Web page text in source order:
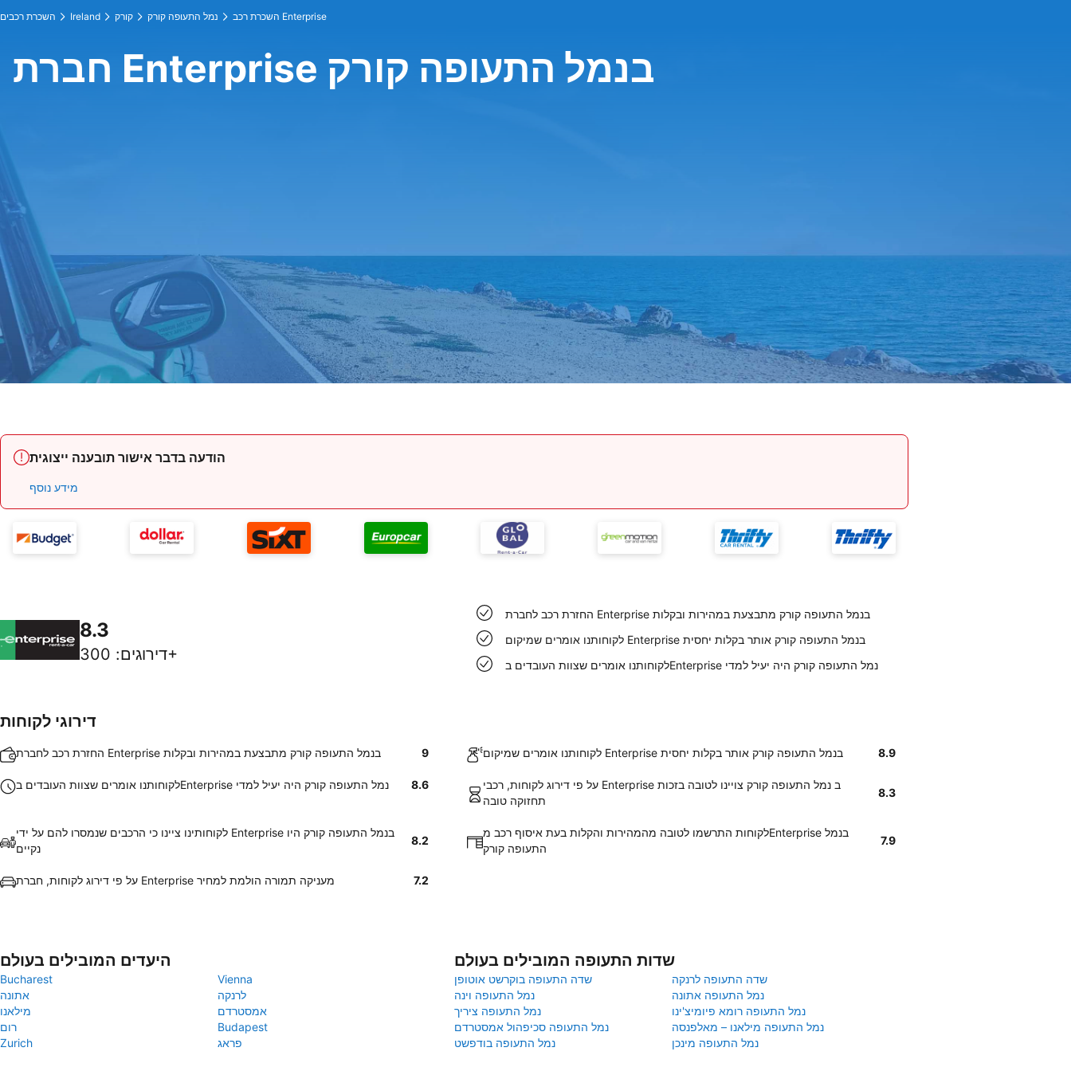
השכרת רכבים Ireland קורק נמל התעופה קורק השכרת רכב Enterprise
חברת Enterprise בנמל התעופה קורק
הודעה בדבר אישור תובענה ייצוגית
מידע נוסף
8.3
דירוגים: 300+
החזרת רכב לחברת Enterprise בנמל התעופה קורק מתבצעת במהירות ובקלות
לקוחותנו אומרים שמיקום Enterprise בנמל התעופה קורק אותר בקלות יחסית
לקוחותנו אומרים שצוות העובדים בEnterprise נמל התעופה קורק היה יעיל למדי
דירוגי לקוחות
החזרת רכב לחברת Enterprise בנמל התעופה קורק מתבצעת במהירות ובקלות 9 לקוחותנו אומרים שמיקום Enterprise בנמל התעופה קורק אותר בקלות יחסית 8.9
לקוחותנו אומרים שצוות העובדים בEnterprise נמל התעופה קורק היה יעיל למדי 8.6
על פי דירוג לקוחות, רכבי Enterprise ב נמל התעופה קורק צויינו לטובה בזכות
תחזוקה טובה
8.3
לקוחותינו ציינו כי הרכבים שנמסרו להם על ידי Enterprise בנמל התעופה קורק היו
נקיים
8.2
לקוחות התרשמו לטובה מהמהירות והקלות בעת איסוף רכב מEnterprise בנמל
התעופה קורק
7.9
על פי דירוג לקוחות, חברת Enterprise מעניקה תמורה הולמת למחיר 7.2
היעדים המובילים בעולם
Bucharest
Vienna
אתונה
לרנקה
מילאנו
אמסטרדם
רום
Budapest
Zurich
פראג
שדות התעופה המובילים בעולם
שדה התעופה בוקרשט אוטופן
שדה התעופה לרנקה
נמל התעופה וינה
נמל התעופה אתונה
נמל התעופה ציריך
נמל התעופה רומא פיומיצ'ינו
נמל התעופה סכיפהול אמסטרדם
נמל התעופה מילאנו – מאלפנסה
נמל התעופה בודפשט
נמל התעופה מינכן